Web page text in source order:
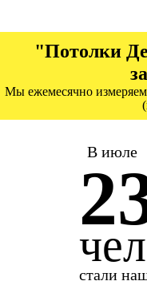
"Потолки
Мы ежемесячно
В июле
стали